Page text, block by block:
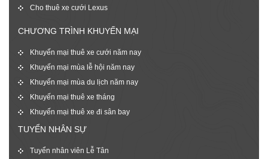
Cho thuê xe cưới Lexus
CHƯƠNG TRÌNH KHUYẾN MẠI
Khuyến mại thuê xe cưới năm nay
Khuyến mại mùa lễ hội năm nay
Khuyến mại mùa du lịch năm nay
Khuyến mại thuê xe tháng
Khuyến mại thuê xe đi sân bay
TUYỂN NHÂN SỰ
Tuyển nhân viên Lễ Tân